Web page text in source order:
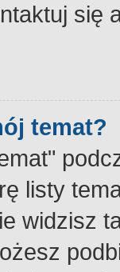
się
temat?
listy
widzisz